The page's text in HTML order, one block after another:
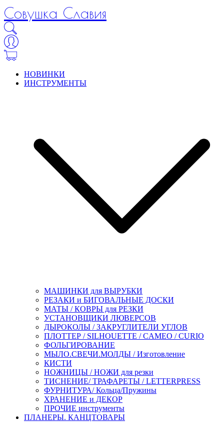
Совушка Славия
НОВИНКИ
ИНСТРУМЕНТЫ
МАШИНКИ для ВЫРУБКИ
РЕЗАКИ и БИГОВАЛЬНЫЕ ДОСКИ
МАТЫ / КОВРЫ для РЕЗКИ
УСТАНОВЩИКИ ЛЮВЕРСОВ
ДЫРОКОЛЫ / ЗАКРУГЛИТЕЛИ УГЛОВ
ПЛОТТЕР / SILHOUETTE / CAMEO / CURIO
ФОЛЬГИРОВАНИЕ
МЫЛО.СВЕЧИ.МОЛДЫ / Изготовление
КИСТИ
НОЖНИЦЫ / НОЖИ для резки
ТИСНЕНИЕ/ ТРАФАРЕТЫ / LETTERPRESS
ФУРНИТУРА/ Кольца/Пружины
ХРАНЕНИЕ и ДЕКОР
ПРОЧИЕ инструменты
ПЛАНЕРЫ. КАНЦТОВАРЫ